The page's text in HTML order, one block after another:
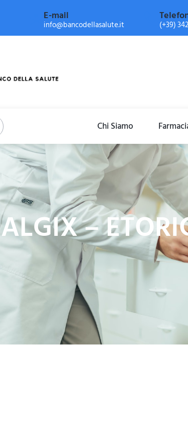
E-mail
info@bancodellasalute.it (+39)
Chi Siamo
ALGIX –